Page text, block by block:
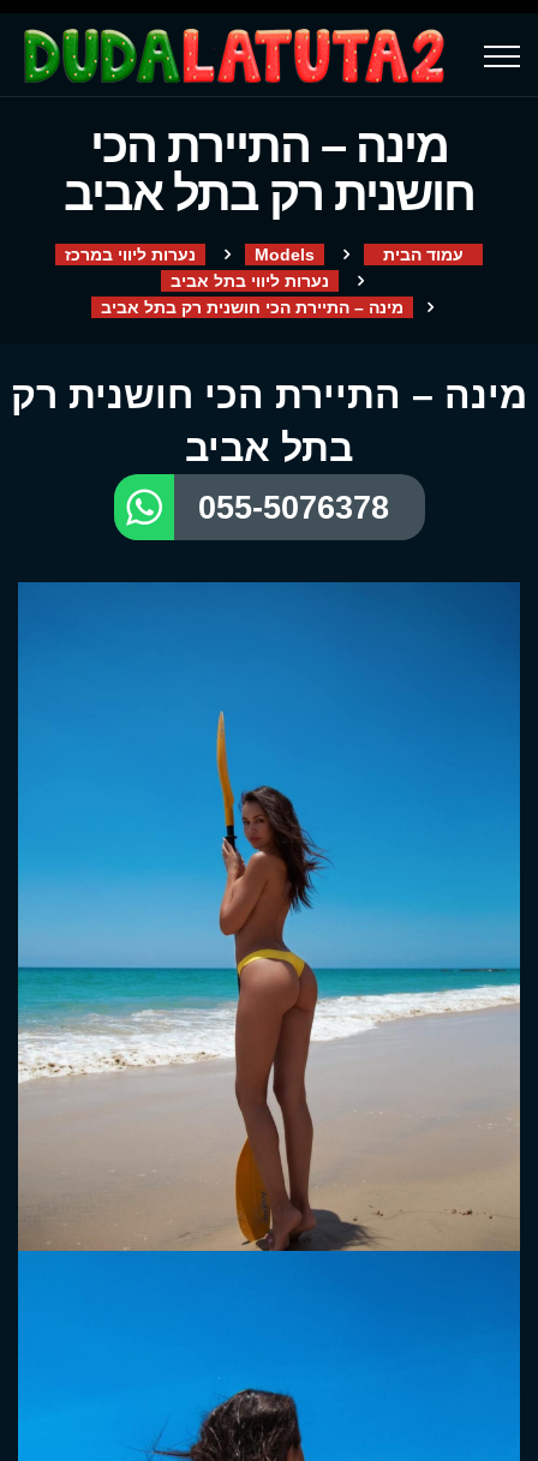
מינה – התיירת הכי
חושנית רק בתל אביב
עמוד הבית Models
נערות ליווי במרכז
נערות ליווי בתל אביב
מינה – התיירת הכי חושנית רק בתל אביב
מינה – התיירת הכי חושנית רק
בתל אביב
055-5076378